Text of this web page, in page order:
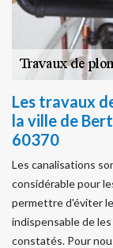
Les travaux
la ville de
60370
Les canalisations
considérable pour
permettre d'éviter
indispensable de
constatés. Pour